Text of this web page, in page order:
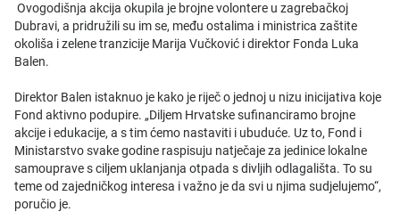
Ovogodišnja akcija okupila je brojne volontere u zagrebačkoj
Dubravi, a pridružili su im se, među ostalima i ministrica zaštite
okoliša i zelene tranzicije Marija Vučković i direktor Fonda Luka
Balen.
Direktor Balen istaknuo je kako je riječ o jednoj u nizu inicijativa koje
Fond aktivno podupire. „Diljem Hrvatske sufinanciramo brojne
akcije i edukacije, a s tim ćemo nastaviti i ubuduće. Uz to, Fond i
Ministarstvo svake godine raspisuju natječaje za jedinice lokalne
samouprave s ciljem uklanjanja otpada s divljih odlagališta. To su
teme od zajedničkog interesa i važno je da svi u njima sudjelujemo“,
poručio je.